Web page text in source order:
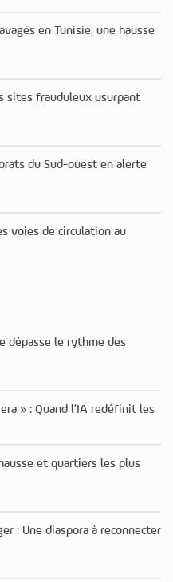
en Tunisie, une hausse
sites frauduleux usurpant
du Sud-ouest en alerte
voies de circulation au
dépasse le rythme des
» : Quand l’IA redéfinit les
et quartiers les plus
: Une diaspora à reconnecter